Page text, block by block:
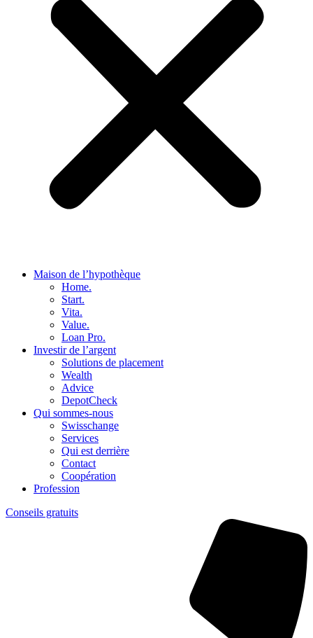
Maison de l’hypothèque
Home.
Start.
Vita.
Value.
Loan Pro.
Investir de l’argent
Solutions de placement
Wealth
Advice
DepotCheck
Qui sommes-nous
Swisschange
Services
Qui est derrière
Contact
Coopération
Profession
Conseils gratuits